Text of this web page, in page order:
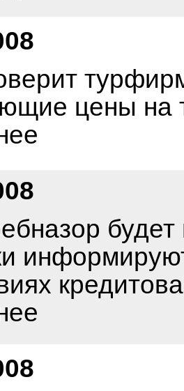
цены на